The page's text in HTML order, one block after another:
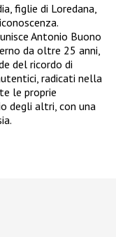
figlie di Loredana,
Antonio Buono
da oltre 25 anni,
del ricordo di
radicati nella
le proprie
degli altri, con una